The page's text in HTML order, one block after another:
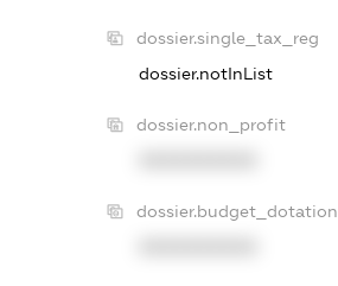
dossier.single_tax_reg
dossier.notInList
dossier.non_profit
dossier.budget_dotation